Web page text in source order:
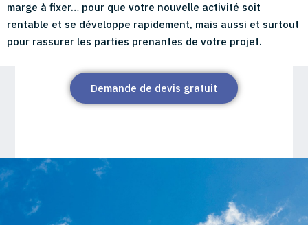
marge à fixer… pour que votre nouvelle activité soit
rentable et se développe rapidement, mais aussi et surtout
pour rassurer les parties prenantes de votre projet.
Demande de devis gratuit